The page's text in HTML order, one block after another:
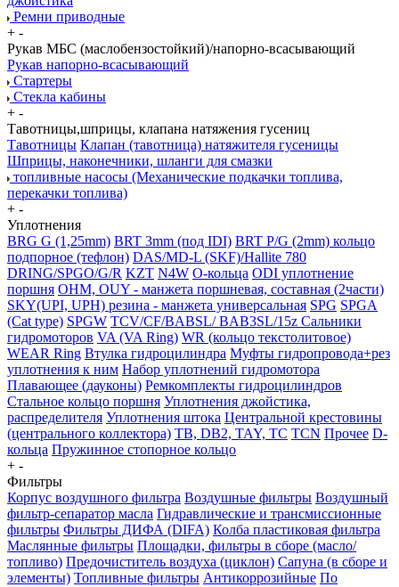
Ремни приводные
+ -
Рукав МБС (маслобензостойкий)/напорно-всасывающий
Рукав напорно-всасывающий
Стартеры
Стекла кабины
+ -
Тавотницы,шприцы, клапана натяжения гусениц
Тавотницы Клапан (тавотница) натяжителя гусеницы
Шприцы, наконечники, шланги для смазки
топливные насосы (Механические подкачки топлива,
перекачки топлива)
+ -
Уплотнения
BRG G (1,25mm) BRT 3mm (под IDI) BRT P/G (2mm) кольцо
подпорное (тефлон) DAS/MD-L (SKF)/Hallite 780
DRING/SPGO/G/R KZT N4W O-кольца ODI уплотнение
поршня OHM, OUY - манжета поршневая, составная (2части)
SKY(UPI, UPH) резина - манжета универсальная SPG SPGA
(Cat type) SPGW TCV/CF/BABSL/ BAB3SL/15z Сальники
гидромоторов VA (VA Ring) WR (кольцо текстолитовое)
WEAR Ring Втулка гидроцилиндра Муфты гидропровода+рез
уплотнения к ним Набор уплотнений гидромотора
Плавающее (дауконы) Ремкомплекты гидроцилиндров
Стальное кольцо поршня Уплотнения джойстика,
распределителя Уплотнения штока Центральной крестовины
(центрального коллектора) TB, DB2, TAY, TC TCN Прочее D-
кольца Пружинное стопорное кольцо
+ -
Фильтры
Корпус воздушного фильтра Воздушные фильтры Воздушный
фильтр-сепаратор масла Гидравлические и трансмиссионные
фильтры Фильтры ДИФА (DIFA) Колба пластиковая фильтра
Маслянные фильтры Площадки, фильтры в сборе (масло/
топливо) Предочиститель воздуха (циклон) Сапуна (в сборе и
элементы) Топливные фильтры Антикоррозийные По